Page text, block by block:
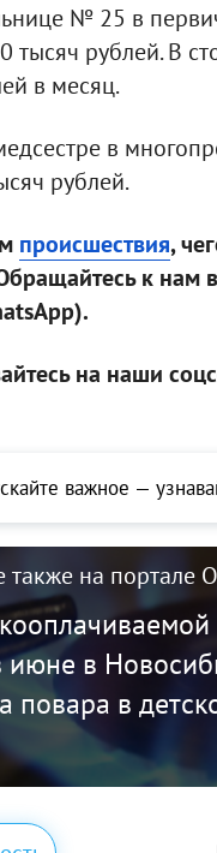
№ 25 в
тысяч рублей. В
в месяц.
в
рублей.
происшествия,
к
на наши
важное —
также на портале
июне в
повара в